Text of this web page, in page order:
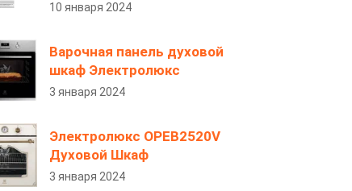
10 января 2024
Варочная панель духовой
шкаф Электролюкс
3 января 2024
Электролюкс OPEB2520V
Духовой Шкаф
3 января 2024